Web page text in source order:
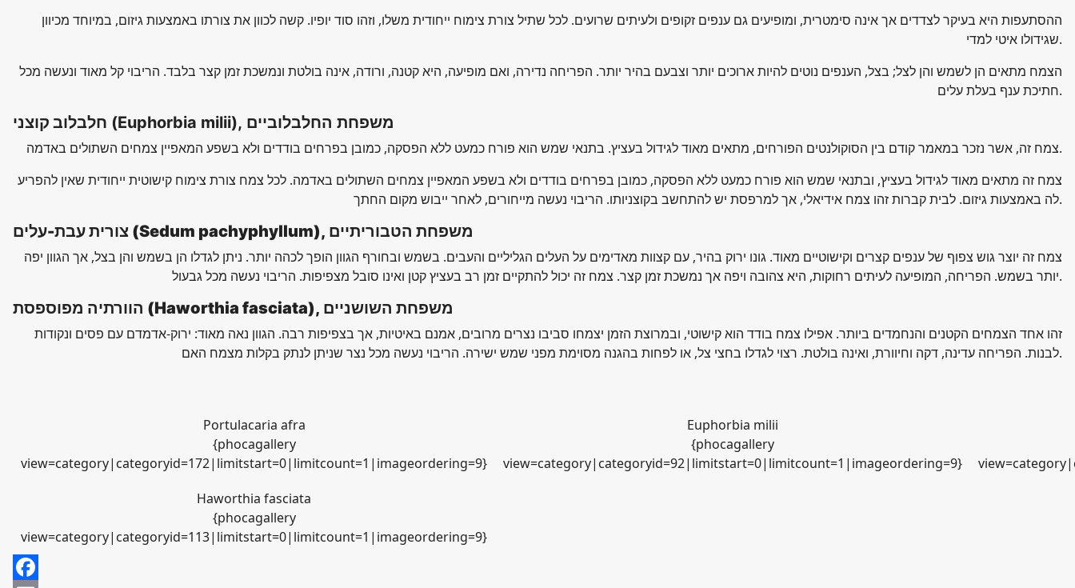
ההסתעפות היא בעיקר לצדדים אך אינה סימטרית, ומופיעים גם ענפים זקופים ולעיתים שרועים. לכל שתיל צורת צימוח ייחודית משלו, וזהו סוד יופיו. קשה לכוון את צורתו באמצעות גיזום, במיוחד מכיוון
שגידולו איטי למדי.
הצמח מתאים הן לשמש והן לצל; בצל, הענפים נוטים להיות ארוכים יותר וצבעם בהיר יותר. הפריחה נדירה, ואם מופיעה, היא קטנה, ורודה, אינה בולטת ונמשכת זמן קצר בלבד. הריבוי קל מאוד ונעשה מכל
חתיכת ענף בעלת עלים.
חלבלוב קוצני (Euphorbia milii), משפחת החלבלוביים
צמח זה, אשר נזכר במאמר קודם בין הסוקולנטים הפורחים, מתאים מאוד לגידול בעציץ. בתנאי שמש הוא פורח כמעט ללא הפסקה, כמובן בפרחים בודדים ולא בשפע המאפיין צמחים השתולים באדמה.
צמח זה מתאים מאוד לגידול בעציץ, ובתנאי שמש הוא פורח כמעט ללא הפסקה, כמובן בפרחים בודדים ולא בשפע המאפיין צמחים השתולים באדמה. לכל צמח צורת צימוח קישוטית ייחודית שאין להפריע
לה באמצעות גיזום. לבית קברות זהו צמח אידיאלי, אך למרפסת יש להתחשב בקוצניותו. הריבוי נעשה מייחורים, לאחר ייבוש מקום החתך.
צורית עבת-עלים (Sedum pachyphyllum), משפחת הטבוריתיים
צמח זה יוצר גוש צפוף של ענפים קצרים וקישוטיים מאוד. גונו ירוק בהיר, עם קצוות מאדימים על העלים הגליליים והעבים. בשמש ובחורף הגוון הופך לכהה יותר. ניתן לגדלו הן בשמש והן בצל, אך הגוון יפה
יותר בשמש. הפריחה, המופיעה לעיתים רחוקות, היא צהובה ויפה אך נמשכת זמן קצר. צמח זה יכול להתקיים זמן רב בעציץ קטן ואינו סובל מצפיפות. הריבוי נעשה מכל גבעול.
הוורתיה מפוספסת (Haworthia fasciata), משפחת השושניים
זהו אחד הצמחים הקטנים והנחמדים ביותר. אפילו צמח בודד הוא קישוטי, ובמרוצת הזמן יצמחו סביבו נצרים מרובים, אמנם באיטיות, אך בצפיפות רבה. הגוון נאה מאוד: ירוק-אדמדם עם פסים ונקודות
לבנות. הפריחה עדינה, דקה וחיוורת, ואינה בולטת. רצוי לגדלו בחצי צל, או לפחות בהגנה מסוימת מפני שמש ישירה. הריבוי נעשה מכל נצר שניתן לנתק בקלות מצמח האם.
Portulacaria afra
{phocagallery
view=category|categoryid=172|limitstart=0|limitcount=1|imageordering=9}
Euphorbia milii
{phocagallery
view=category|categoryid=92|limitstart=0|limitcount=1|imageordering=9}
Haworthia fasciata
{phocagallery
view=category|categoryid=113|limitstart=0|limitcount=1|imageordering=9}